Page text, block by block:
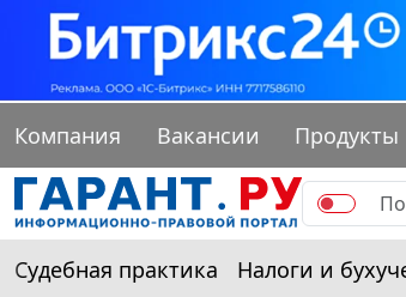
Компания Вакансии Продукты
Судебная практика Налоги и